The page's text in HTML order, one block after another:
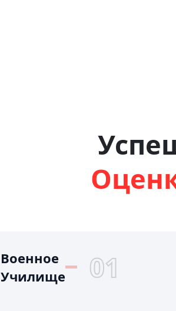
Военное
Училище
01